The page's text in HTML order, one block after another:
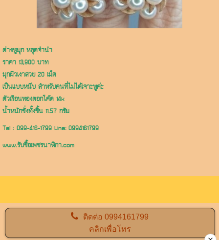
ต่างหูมุก หลุดจำนำ
ราคา 13,900 บาท
มุกผิวเงาสวย 20 เม็ด
เป็นแบบหนีบ สำหรับคนที่ไม่ได้เจาะหูค่ะ
ตัวเรือนทองตอกโค๊ต 14k
น้ำหนักชั่งทั้งชิ้น 11.57 กรัม
Tel : 099-416-1799 Line:0994161799
www.รับซื้อเพชรนาฬิกา.com
ติดต่อ0994161799
คลิกเพื่อโทร